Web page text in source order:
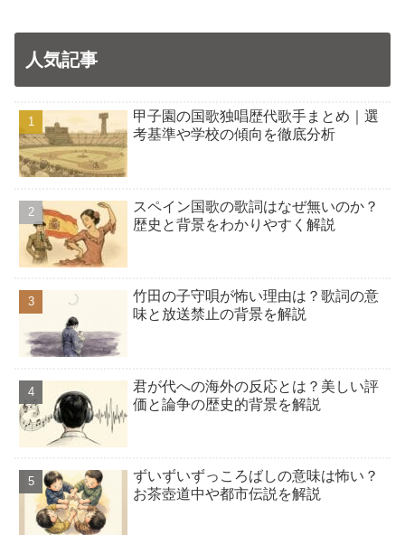
人気記事
甲子園の国歌独唱歴代歌手まとめ｜選
考基準や学校の傾向を徹底分析
スペイン国歌の歌詞はなぜ無いのか？
歴史と背景をわかりやすく解説
竹田の子守唄が怖い理由は？歌詞の意
味と放送禁止の背景を解説
君が代への海外の反応とは？美しい評
価と論争の歴史的背景を解説
ずいずいずっころばしの意味は怖い？
お茶壺道中や都市伝説を解説